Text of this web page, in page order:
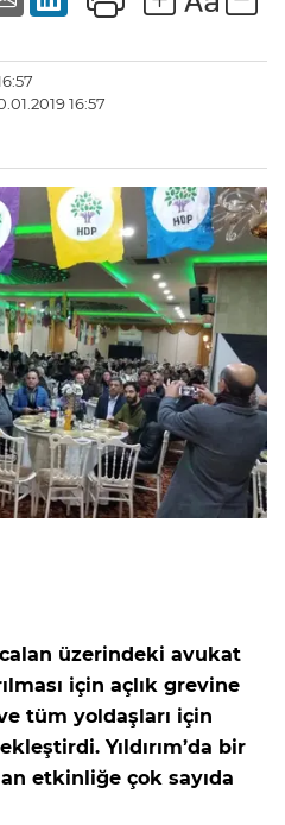
16:57
üzerindeki avukat
için açlık grevine
tüm yoldaşları için
Yıldırım’da bir
etkinliğe çok sayıda